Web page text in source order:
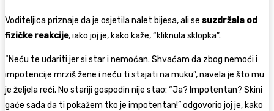
Voditeljica priznaje da je osjetila nalet bijesa, ali se suzdržala od
fizičke reakcije, iako joj je, kako kaže, “kliknula sklopka”.
“Neću te udariti jer si star i nemoćan. Shvaćam da zbog nemoći i
impotencije mrziš žene i neću ti stajati na muku”, navela je što mu
je željela reći. No stariji gospodin nije stao: “Ja? Impotentan? Skini
gaće sada da ti pokažem tko je impotentan!” odgovorio joj je, kako